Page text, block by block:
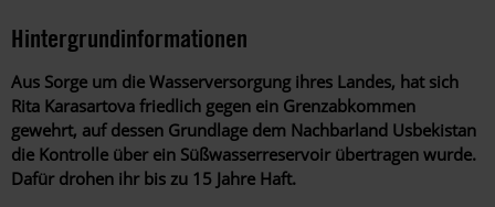
Hintergrundinformationen
Aus Sorge um die Wasserversorgung ihres Landes, hat sich
Rita Karasartova friedlich gegen ein Grenzabkommen
gewehrt, auf dessen Grundlage dem Nachbarland Usbekistan
die Kontrolle über ein Süßwasserreservoir übertragen wurde.
Dafür drohen ihr bis zu 15 Jahre Haft.